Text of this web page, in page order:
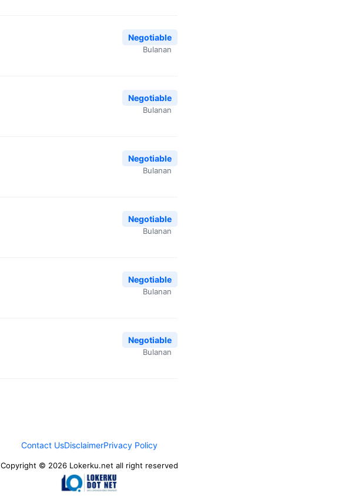
Negotiable
Bulanan
Negotiable
Bulanan
Negotiable
Bulanan
Negotiable
Bulanan
Negotiable
Bulanan
Negotiable
Bulanan
Contact UsDisclaimerPrivacy Policy
Copyright © 2026 Lokerku.net all right reserved